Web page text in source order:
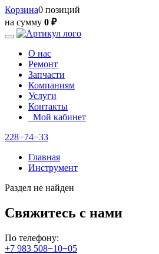
Корзина0 позиций
на сумму 0 ₽
О нас
Ремонт
Запчасти
Компаниям
Услуги
Контакты
Мой кабинет
228−74−33
Главная
Инструмент
Раздел не найден
Свяжитесь с нами
По телефону:
+7 983 508−10−05